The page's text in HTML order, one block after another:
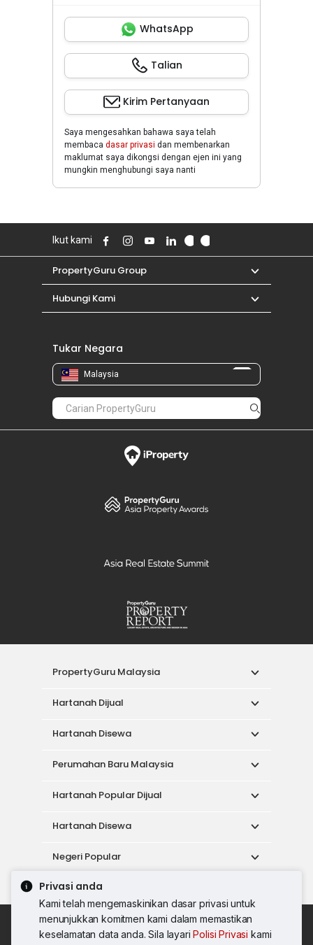
Privasi anda
Kami telah mengemaskinikan dasar privasi untuk
menunjukkan komitmen kami dalam memastikan
keselamatan data anda. Sila layariPolisi Privasi kami
WhatsApp
Talian
Kirim Pertanyaan
Saya mengesahkan bahawa saya telah
membaca dasar privasi dan membenarkan
maklumat saya dikongsi dengan ejen ini yang
mungkin menghubungi saya nanti
Ikut kami
PropertyGuru Group
Hubungi Kami
Tukar Negara
Malaysia
PropertyGuru Malaysia
Hartanah Dijual
Hartanah Disewa
Perumahan Baru Malaysia
Hartanah Popular Dijual
Hartanah Disewa
Negeri Popular
Alat
Dasar Penggunaan
Syarat Perkhidmatan
Dasar Privasi